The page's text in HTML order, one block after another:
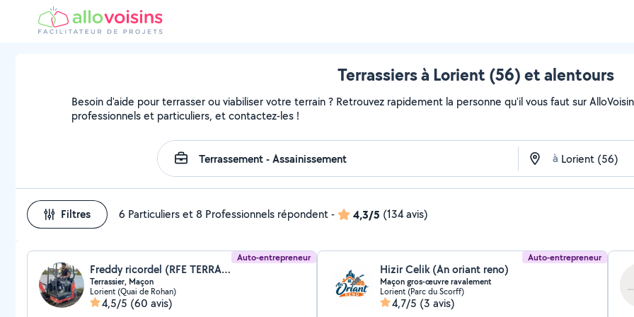
Terrassiers à Lorient (56) et alentours
Besoin d'aide pour terrasser ou viabiliser votre terrain ? Retrouvez rapidement la personne qu'il vous faut sur
professionnels et particuliers, et contactez-les !
à
Filtres 6 Particuliers et 8 Professionnels répondent- 4,3/5 (134 avis)
Auto-entrepreneur
Freddy ricordel (RFE TERRASSEMENT MAÇONNERIE)
Terrassier, Maçon
Lorient (Quai de Rohan)
4,5/5 (60 avis)
Auto-entrepreneur
Hizir Celik (An oriant reno)
Maçon gros-œuvre ravalement
Lorient (Parc du Scorff)
4,7/5 (3 avis)